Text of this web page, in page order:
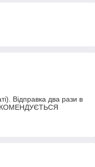
Відправка два рази в